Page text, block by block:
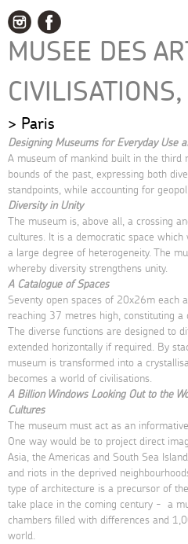
MUSEE DES
Paris
Designing Museums for Everyday Use
A museum of mankind built in the third
bounds of the past, expressing both
standpoints, while accounting for
Diversity in Unity
The museum is, above all, a crossing
cultures. It is a democratic space
a large degree of heterogeneity. The
whereby diversity strengthens unity.
A Catalogue of Spaces
Seventy open spaces of 20x26m each
reaching 37 metres high, constituting
The diverse functions are designed to
extended horizontally if required. By
museum is transformed into a
becomes a world of civilisations.
A Billion Windows Looking Out to the
Cultures
The museum must act as an
One way would be to project direct
Asia, the Americas and South Sea
and riots in the deprived
type of architecture is a precursor of
take place in the coming century - a
chambers filled with differences and
world.